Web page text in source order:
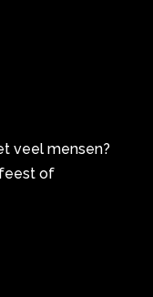
veel mensen?
of